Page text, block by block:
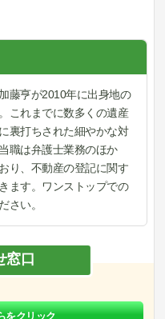
藤亨が2010年に出身地の
これまでに数多くの遺産
裏打ちされた細やかな対
職は弁護士業務のほか
り、不動産の登記に関す
ます。ワンストップでの
さい。
窓口
をクリック